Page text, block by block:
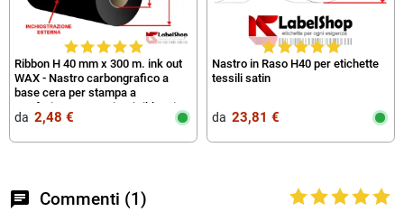
Ribbon H 40 mm x 300 m. ink out
WAX - Nastro carbongrafico a
base cera per stampa a
trasferimento termico (Ribbon in
Cera)
da‎ ‎ 2,48 €
Nastro in Raso H40 per etichette
tessili satin
da‎ ‎ 23,81 €
chat Commenti (1)